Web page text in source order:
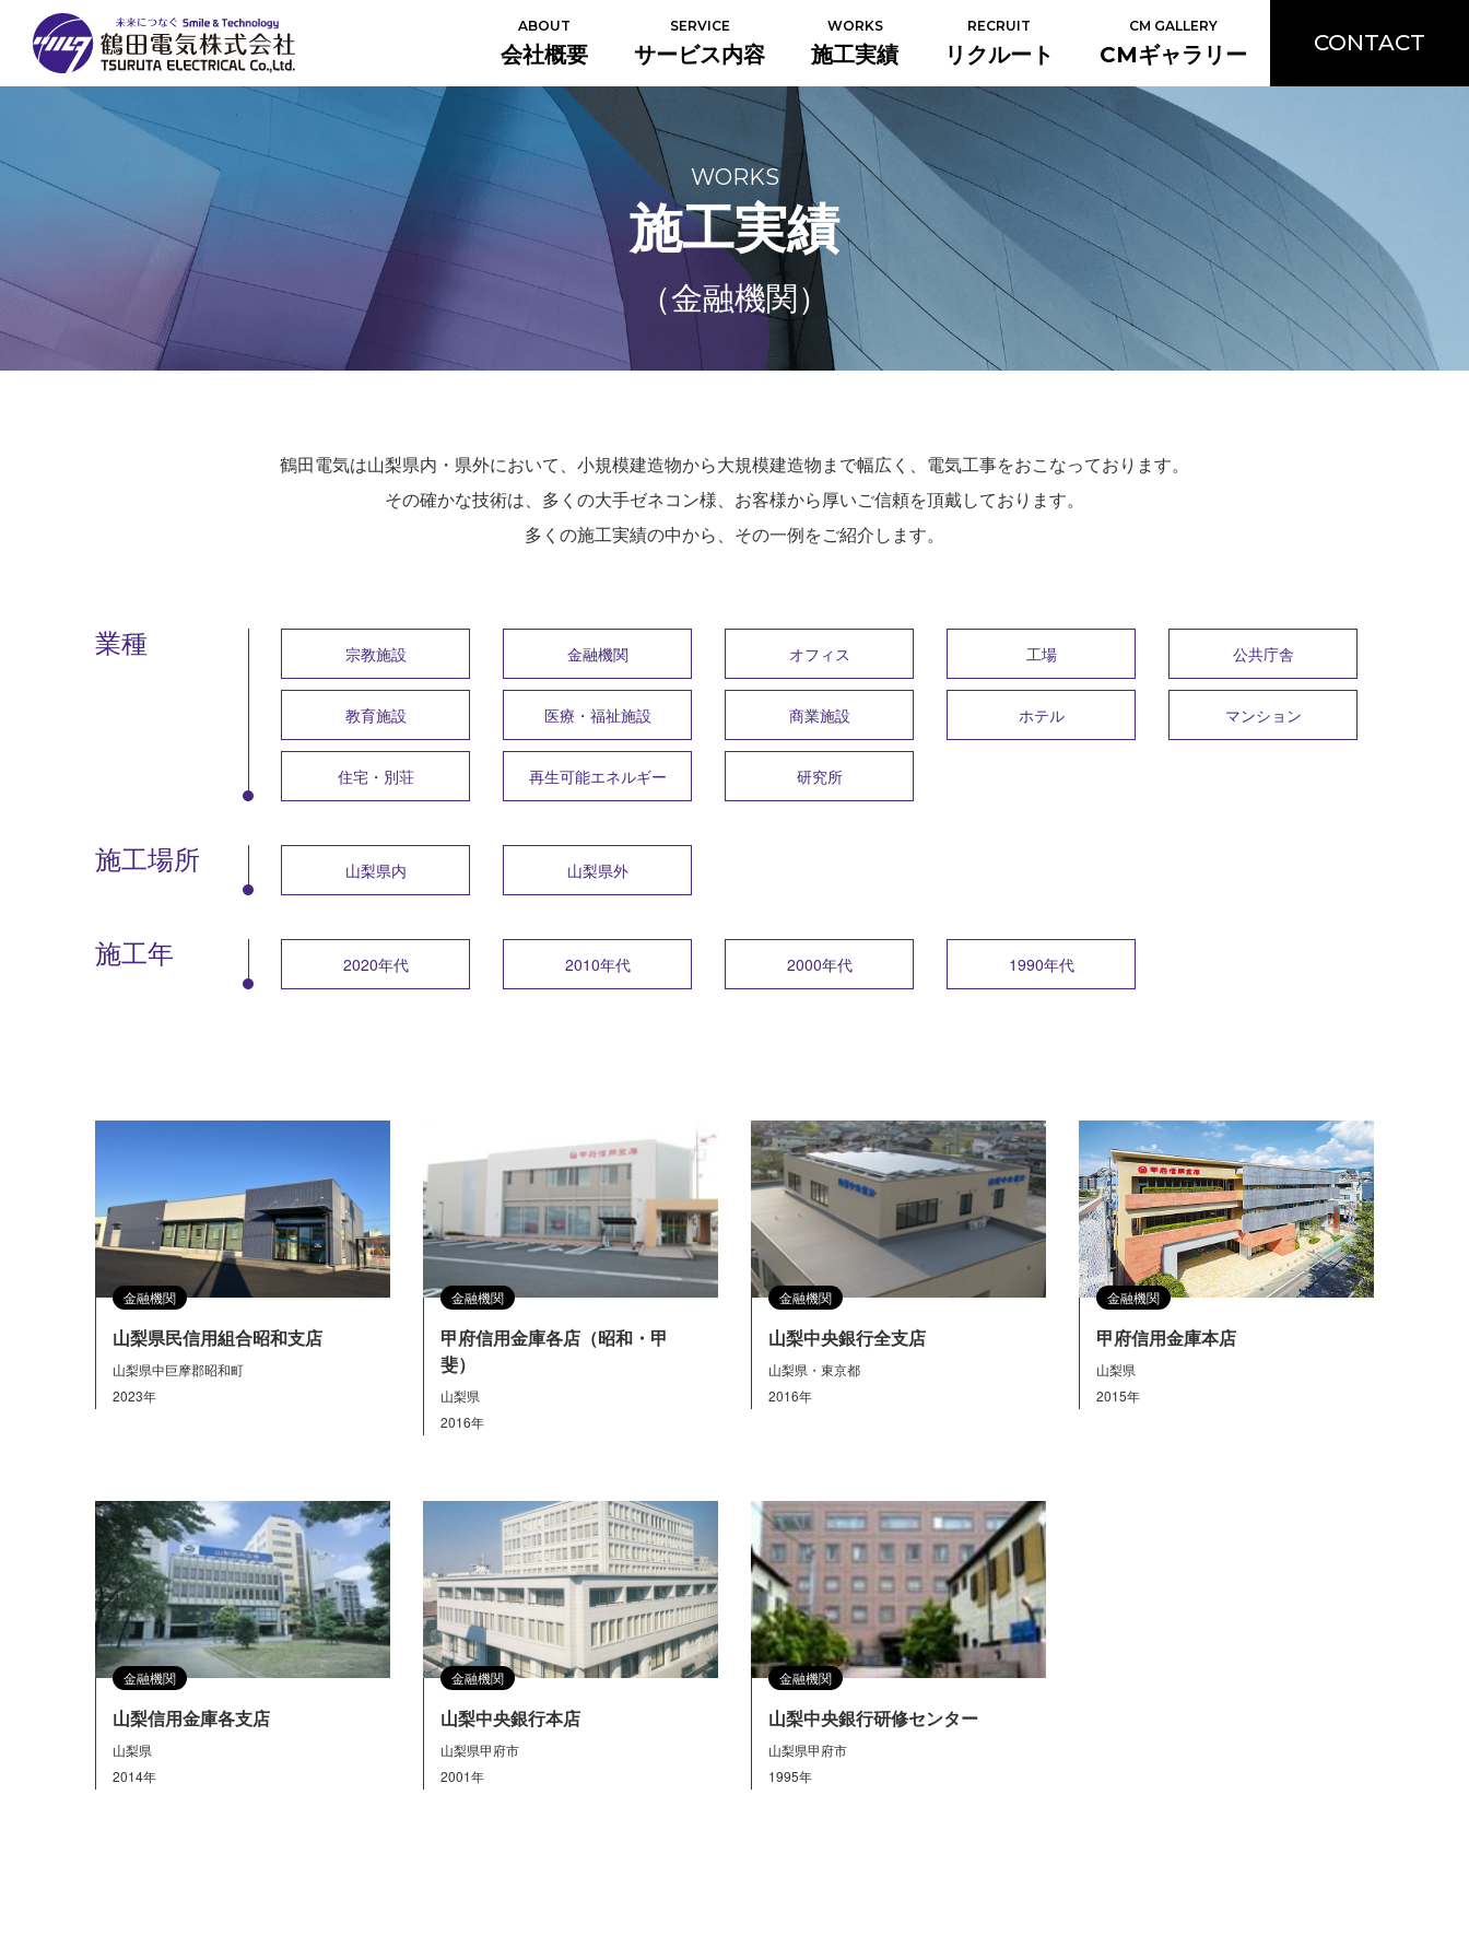
ABOUT
会社概要
SERVICE
サービス内容
WORKS
施工実績
RECRUIT
リクルート
CM GALLERY
CMギャラリー CONTACT
WORKS
施工実績
（金融機関）
鶴田電気は山梨県内・県外において、小規模建造物から大規模建造物まで幅広く、電気工事をおこなっております。
その確かな技術は、多くの大手ゼネコン様、お客様から厚いご信頼を頂戴しております。
多くの施工実績の中から、その一例をご紹介します。
業種 宗教施設 金融機関 オフィス 工場 公共庁舎
教育施設 医療・福祉施設 商業施設 ホテル マンション
住宅・別荘 再生可能エネルギー 研究所
施工場所 山梨県内 山梨県外
施工年 2020年代 2010年代 2000年代 1990年代
金融機関
山梨県民信用組合昭和支店
山梨県中巨摩郡昭和町
2023年
金融機関
甲府信用金庫各店（昭和・甲
斐）
山梨県
2016年
金融機関
山梨中央銀行全支店
山梨県・東京都
2016年
金融機関
甲府信用金庫本店
山梨県
2015年
金融機関
山梨信用金庫各支店
山梨県
2014年
金融機関
山梨中央銀行本店
山梨県甲府市
2001年
金融機関
山梨中央銀行研修センター
山梨県甲府市
1995年